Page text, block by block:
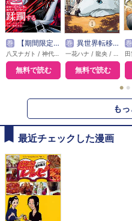
巻 【期間限定無料】外れスキル【無限再生】が覚醒して世界最強になった ～最強の力を手にした俺は、敵対するその全てを蹂躙する～
無料で読む
巻 異世界転移したら愛犬が最強になりました ～シルバーフェンリルと俺が異世界暮らしを始めたら～ THE COMIC
無料で読む
巻
● ●
も
最近チェックした漫画